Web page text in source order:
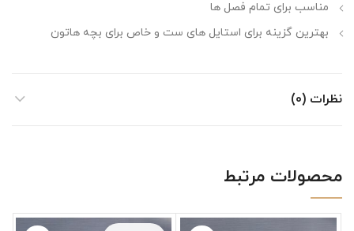
مناسب برای تمام فصل ها
بهترین گزینه برای استایل های ست و خاص برای بچه هاتون
نظرات (0)
محصولات مرتبط